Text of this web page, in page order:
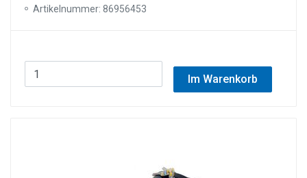
Artikelnummer: 86956453
Im Warenkorb